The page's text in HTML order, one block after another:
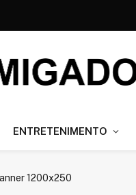
ENTRETENIMENTO